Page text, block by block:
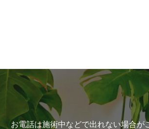
お電話は施術中などで出れない場合